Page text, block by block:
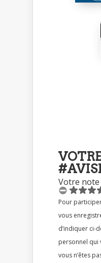
Votre note
Pour participer à ce forum, vous
vous
d’indiquer ci-
personnel qui vous a
vous n’êtes